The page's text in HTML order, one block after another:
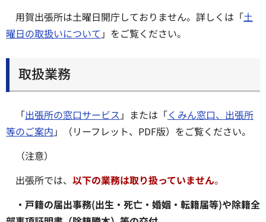
用賀出張所は土曜日開庁しておりません。詳しくは「土
曜日の取扱いについて 」をご覧ください。
取扱業務
「出張所の窓口サービス 」または「くみん窓口、出張所
等のご案内 」（リーフレット、PDF版）をご覧ください。
（注意）
出張所では、 以下の業務は取り扱っていません。
・戸籍の届出事務(出生・死亡・婚姻・転籍届等)や除籍全